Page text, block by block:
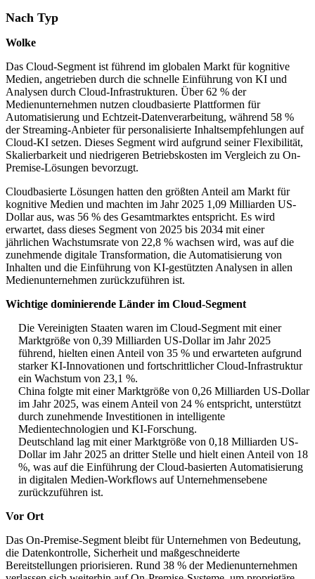
Nach Typ
Wolke
Das Cloud-Segment ist führend im globalen Markt für kognitive
Medien, angetrieben durch die schnelle Einführung von KI und
Analysen durch Cloud-Infrastrukturen. Über 62 % der
Medienunternehmen nutzen cloudbasierte Plattformen für
Automatisierung und Echtzeit-Datenverarbeitung, während 58 %
der Streaming-Anbieter für personalisierte Inhaltsempfehlungen auf
Cloud-KI setzen. Dieses Segment wird aufgrund seiner Flexibilität,
Skalierbarkeit und niedrigeren Betriebskosten im Vergleich zu On-
Premise-Lösungen bevorzugt.
Cloudbasierte Lösungen hatten den größten Anteil am Markt für
kognitive Medien und machten im Jahr 2025 1,09 Milliarden US-
Dollar aus, was 56 % des Gesamtmarktes entspricht. Es wird
erwartet, dass dieses Segment von 2025 bis 2034 mit einer
jährlichen Wachstumsrate von 22,8 % wachsen wird, was auf die
zunehmende digitale Transformation, die Automatisierung von
Inhalten und die Einführung von KI-gestützten Analysen in allen
Medienunternehmen zurückzuführen ist.
Wichtige dominierende Länder im Cloud-Segment
Die Vereinigten Staaten waren im Cloud-Segment mit einer
Marktgröße von 0,39 Milliarden US-Dollar im Jahr 2025
führend, hielten einen Anteil von 35 % und erwarteten aufgrund
starker KI-Innovationen und fortschrittlicher Cloud-Infrastruktur
ein Wachstum von 23,1 %.
China folgte mit einer Marktgröße von 0,26 Milliarden US-Dollar
im Jahr 2025, was einem Anteil von 24 % entspricht, unterstützt
durch zunehmende Investitionen in intelligente
Medientechnologien und KI-Forschung.
Deutschland lag mit einer Marktgröße von 0,18 Milliarden US-
Dollar im Jahr 2025 an dritter Stelle und hielt einen Anteil von 18
%, was auf die Einführung der Cloud-basierten Automatisierung
in digitalen Medien-Workflows auf Unternehmensebene
zurückzuführen ist.
Vor Ort
Das On-Premise-Segment bleibt für Unternehmen von Bedeutung,
die Datenkontrolle, Sicherheit und maßgeschneiderte
Bereitstellungen priorisieren. Rund 38 % der Medienunternehmen